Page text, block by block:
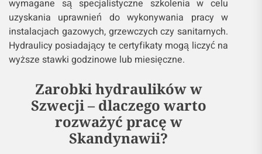
wymagane są specjalistyczne szkolenia w celu
uzyskania uprawnień do wykonywania pracy w
instalacjach gazowych, grzewczych czy sanitarnych.
Hydraulicy posiadający te certyfikaty mogą liczyć na
wyższe stawki godzinowe lub miesięczne.
Zarobki hydraulików w
Szwecji – dlaczego warto
rozważyć pracę w
Skandynawii?